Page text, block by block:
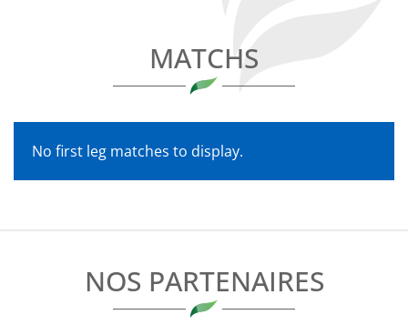
MATCHS
No first leg matches to display.
NOS PARTENAIRES